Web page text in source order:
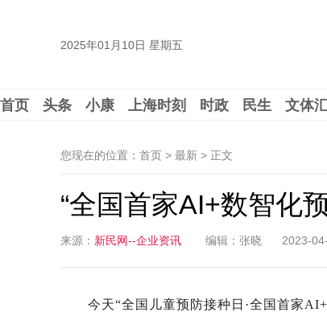
2025年01月10日 星期五
首页 头条 小康 上海时刻 时政 民生 文体
您现在的位置：首页 > 最新 > 正文
“全国首家AI+数智化
来源： 新民网--企业资讯 编辑：张晓 2023-
今天“全国儿童预防接种日·全国首家AI+